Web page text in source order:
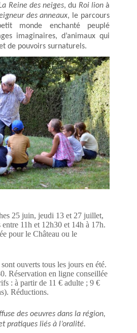
Reine des neiges, du Roi lionà
des anneaux, le parcours
monde enchanté peuplé
imaginaires, d’animaux qui
de pouvoirs surnaturels.
25 juin, jeudi 13 et 27 juillet,
11h et 12h30 et 14h à 17h.
pour le Château ou le
ouverts tous les jours en été.
Réservation en ligne conseillée
: à partir de 11 € adulte ; 9 €
Réductions.
des oeuvres dans la région,
pratiques liés à l’oralité.